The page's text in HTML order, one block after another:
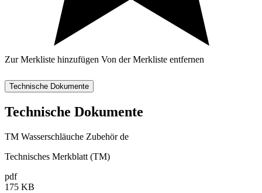
Zur Merkliste hinzufügen Von der Merkliste entfernen
Technische Dokumente
Technische Dokumente
TM Wasserschläuche Zubehör de
Technisches Merkblatt (TM)
pdf
175 KB